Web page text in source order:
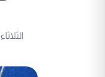
الثلاثاء 01 تموز 2025